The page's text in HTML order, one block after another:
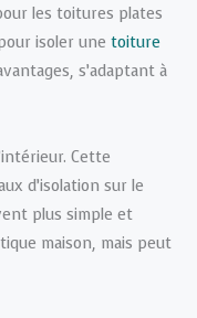
les toitures plates
isoler une toiture
s’adaptant à
Cette
d’isolation sur le
plus simple et
maison, mais peut